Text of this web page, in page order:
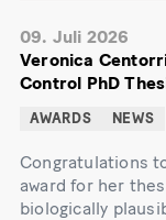
09. Juli 2026
Veronica
Control PhD
AWARDS NEWS
Congratulations
award for her
biologically